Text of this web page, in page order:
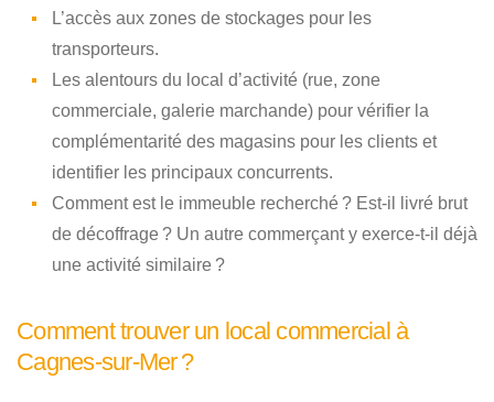
L’accès aux zones de stockages pour les
transporteurs.
Les alentours du local d’activité (rue, zone
commerciale, galerie marchande) pour vérifier la
complémentarité des magasins pour les clients et
identifier les principaux concurrents.
Comment est le immeuble recherché ? Est-il livré brut
de décoffrage ? Un autre commerçant y exerce-t-il déjà
une activité similaire ?
Comment trouver un local commercial à
Cagnes-sur-Mer ?